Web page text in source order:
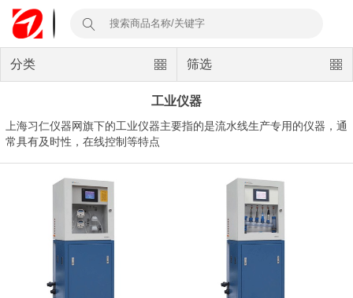
分类 筛选
工业仪器
上海习仁仪器网旗下的工业仪器主要指的是流水线生产专用的仪器，通
常具有及时性，在线控制等特点